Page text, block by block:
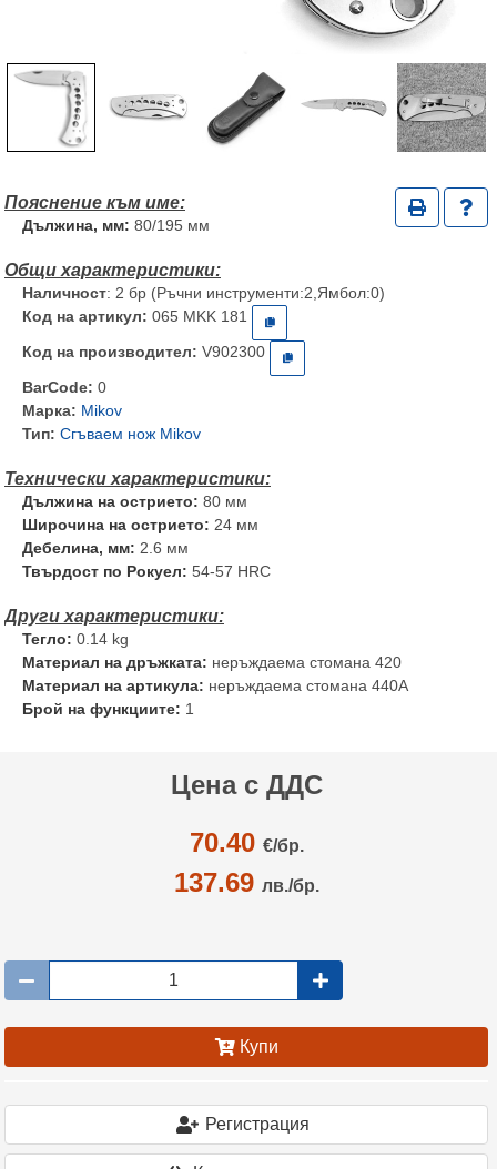
Дължина, мм: 80/195 мм
Наличност: 2 бр (Ръчни инструменти:2,Ямбол:0)
Код на артикул: 065 MKK 181
Код на производител: V902300
BarCode: 0
Марка: Mikov
Тип: Сгъваем нож Mikov
Дължина на острието: 80 мм
Широчина на острието: 24 мм
Дебелина, мм: 2.6 мм
Твърдост по Рокуел: 54-57 HRC
Тегло: 0.14 kg
Материал на дръжката: неръждаема стомана 420
Материал на артикула: неръждаема стомана 440А
Брой на функциите: 1
Цена с ДДС
70.40 €/бр.
137.69 лв./бр.
Купи
Регистрация